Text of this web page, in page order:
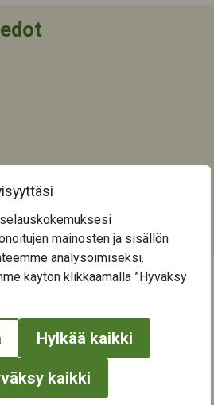
mainosten ja sisällön
analysoimiseksi.
käytön klikkaamalla ”Hyväksy
Hylkää kaikki
kaikki